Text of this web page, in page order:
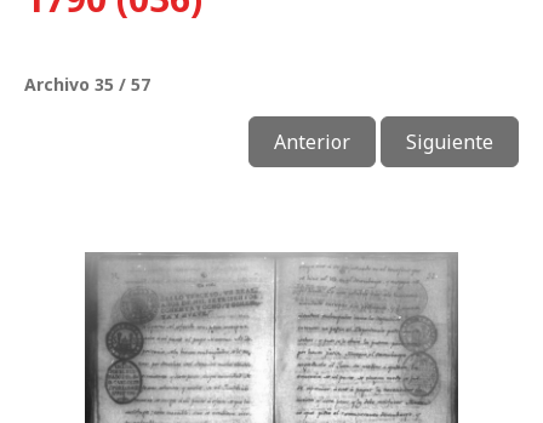
Archivo 35 / 57
Anterior Siguiente